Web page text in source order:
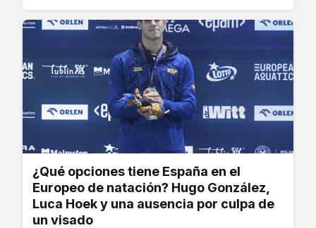
¿Qué opciones tiene España en el
Europeo de natación? Hugo González,
Luca Hoek y una ausencia por culpa de
un visado